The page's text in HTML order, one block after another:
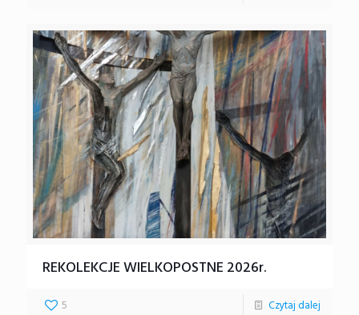
REKOLEKCJE WIELKOPOSTNE 2026r.
5 Czytaj dalej